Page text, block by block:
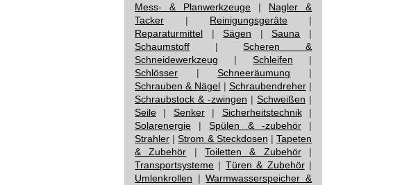
Mess- & Planwerkzeuge | Nagler &
Tacker | Reinigungsgeräte |
Reparaturmittel |Sägen |Sauna |
Schaumstoff |Scheren &
Schneidewerkzeug | Schleifen |
Schlösser |Schneeräumung |
Schrauben & Nägel | Schraubendreher|
Schraubstock & -zwingen | Schweißen |
Seile | Senker| Sicherheitstechnik|
Solarenergie |Spülen & -zubehör|
Strahler |Strom & Steckdosen |Tapeten
& Zubehör |Toiletten & Zubehör|
Transportsysteme | Türen & Zubehör|
Umlenkrollen |Warmwasserspeicher &